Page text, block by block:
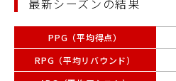
最新シーズンの結果
PPG（平均得点）
RPG（平均リバウンド）